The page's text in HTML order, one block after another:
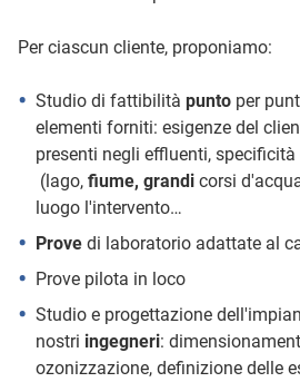
Per ciascun cliente, proponiamo:
Studio di fattibilità punto per
elementi forniti: esigenze del
presenti negli effluenti,
(lago, fiume, grandi corsi
luogo l'intervento…
Prove di laboratorio adattate al
Prove pilota in loco
Studio e progettazione
nostri ingegneri:
ozonizzazione, definizione delle